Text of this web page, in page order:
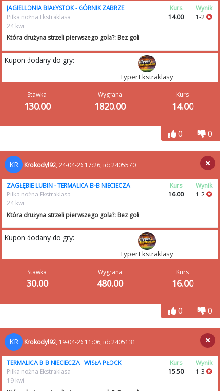
JAGIELLONIA BIAŁYSTOK - GÓRNIK ZABRZE
Piłka nożna Ekstraklasa
24 kwi
Która drużyna strzeli pierwszego gola?: Bez goli
Kurs
14.00
Wynik
1-2
Kupon dodany do gry:
Typer Ekstraklasy
Stawka
130.00
Wygrana
1820.00
Kurs
14.00
0 0
KR Krokodyl92, 24-04-26 17:26, id: 2405570
ZAGŁĘBIE LUBIN - TERMALICA B-B NIECIECZA
Piłka nożna Ekstraklasa
24 kwi
Która drużyna strzeli pierwszego gola?: Bez goli
Kurs
16.00
Wynik
1-2
Kupon dodany do gry:
Typer Ekstraklasy
Stawka
30.00
Wygrana
480.00
Kurs
16.00
0 0
KR Krokodyl92, 19-04-26 11:06, id: 2405131
TERMALICA B-B NIECIECZA - WISŁA PŁOCK
Piłka nożna Ekstraklasa
19 kwi
Kurs
15.50
Wynik
1-3